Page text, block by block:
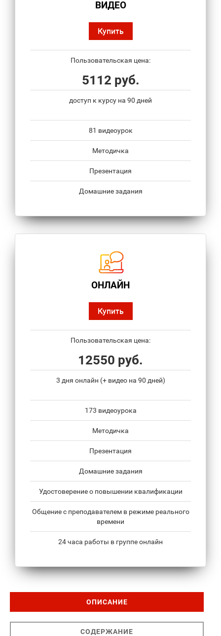
ВИДЕО
Купить
Пользовательская цена:
5112 руб.
доступ к курсу на 90 дней
81 видеоурок
Методичка
Презентация
Домашние задания
ОНЛАЙН
Купить
Пользовательская цена:
12550 руб.
3 дня онлайн (+ видео на 90 дней)
173 видеоурока
Методичка
Презентация
Домашние задания
Удостоверение о повышении квалификации
Общение с преподавателем в режиме реального
времени
24 часа работы в группе онлайн
ОПИСАНИЕ
СОДЕРЖАНИЕ